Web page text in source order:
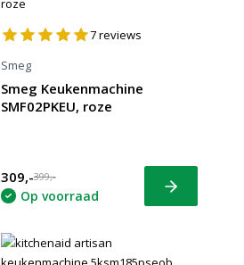
7reviews
Smeg
Smeg Keukenmachine
SMF02PKEU, roze
309,-399,-
Op voorraad Bekijk